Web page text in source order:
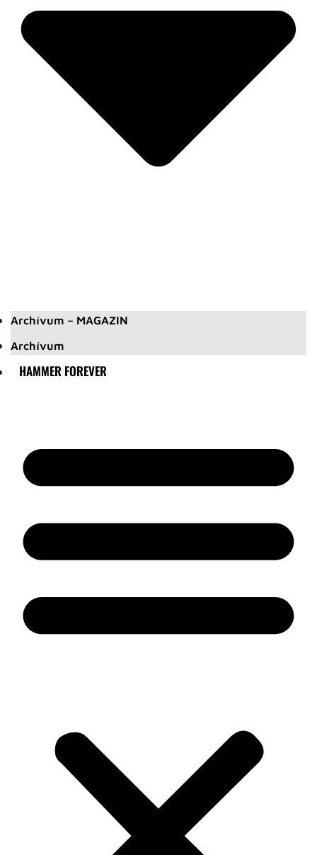
Archívum – MAGAZIN
Archívum
HAMMER FOREVER